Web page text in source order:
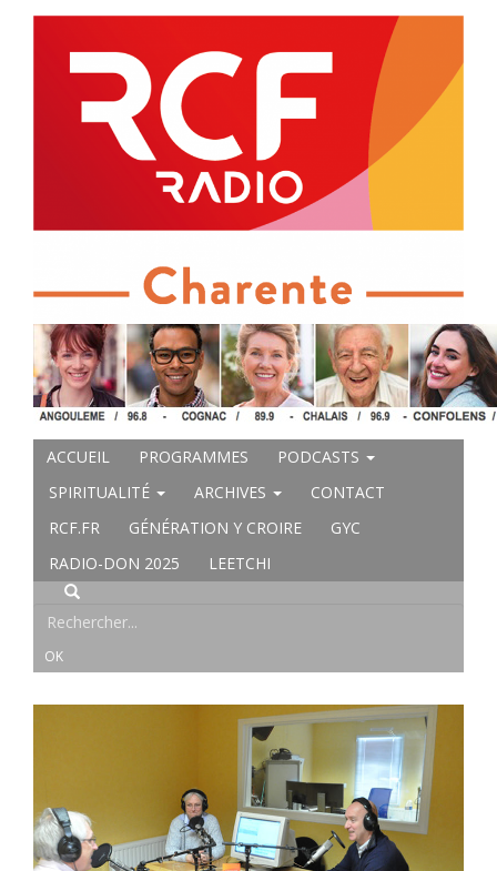
ACCUEIL PROGRAMMES
PODCASTS
SPIRITUALITÉ
ARCHIVES
CONTACT
RCF.FR
GÉNÉRATION Y CROIRE
GYC
RADIO-DON 2025
LEETCHI